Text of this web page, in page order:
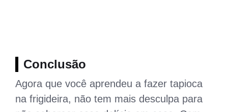
Conclusão
Agora que você aprendeu a fazer tapioca
na frigideira, não tem mais desculpa para